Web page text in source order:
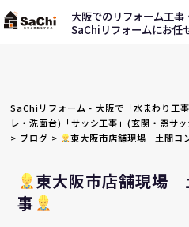
大阪でのリフォーム工
SaChiリフォームにお任
SaChiリフォーム - 大阪で「水まわり工
レ・洗面台)「サッシ工事」(玄関・窓サ
> ブログ > 東大阪市店舗現場 土間コ
東大阪市店舗現場
事